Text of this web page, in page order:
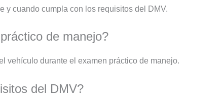
y cuando cumpla con los requisitos del DMV.
de manejo?
vehículo durante el examen práctico de manejo.
del DMV?